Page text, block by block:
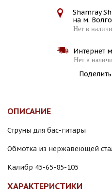
Shamray
на м.
Нет в
Интернет
Нет в
ОПИСАНИЕ
Струны для бас-гитары
Обмотка из нержавеющей
Калибр 45-65-85-105
ХАРАКТЕРИСТИКИ